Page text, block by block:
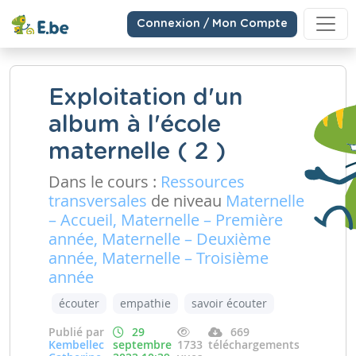
Connexion / Mon Compte
Exploitation d'un
album à l'école
maternelle ( 2 )
Dans le cours : Ressources
transversales de niveau Maternelle
– Accueil, Maternelle – Première
année, Maternelle – Deuxième
année, Maternelle – Troisième
année
écouter empathie
savoir écouter
Publié par
Kembellec
29
septembre 1733
669
téléchargements